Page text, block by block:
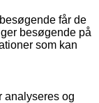
får de
besøgende på
som kan
analyseres og